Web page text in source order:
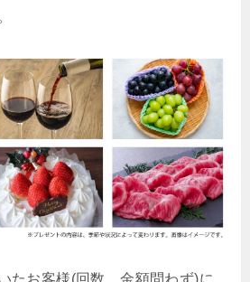
たお客様(回数、金額問わず)に、